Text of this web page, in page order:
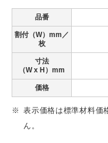
品番
割付（W）mm／
枚
寸法
（W x H）mm
価格
表示価格は標準材料価
ん。